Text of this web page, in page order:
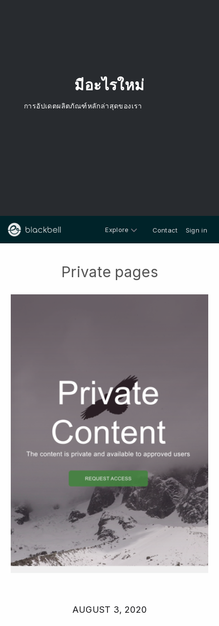
มีอะไรใหม่
การอัปเดตผลิตภัณฑ์หลักล่าสุดของเรา
Explore Contact Sign in
Private pages
AUGUST 3, 2020